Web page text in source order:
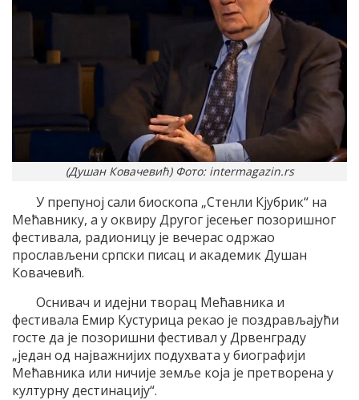
(Душан Ковачевић) Фото: intermagazin.rs
У препуној сали биоскопа „Стенли Кјубрик“ на
Мећавнику, а у оквиру Другог јесењег позоришног
фестивала, радионицу је вечерас одржао
прослављени српски писац и академик Душан
Ковачевић.
Оснивач и идејни творац Мећавника и
фестивала Емир Кустурица рекао је поздрављајући
госте да је позоришни фестивал у Дрвенграду
„један од најважнијих подухвата у биографији
Мећавника или ничије земље која је претворена у
културну дестинацију“.